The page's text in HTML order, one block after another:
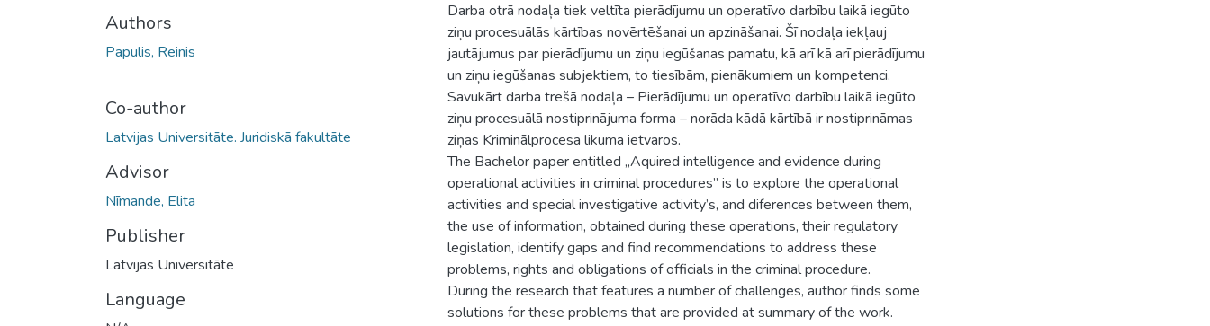
Authors
Papulis, Reinis
Co-author
Latvijas Universitāte. Juridiskā fakultāte
Advisor
Nīmande, Elita
Publisher
Latvijas Universitāte
Language
Darba otrā nodaļa tiek veltīta pierādījumu un operatīvo darbību laikā iegūto
ziņu procesuālās kārtības novērtēšanai un apzināšanai. Šī nodaļa iekļauj
jautājumus par pierādījumu un ziņu iegūšanas pamatu, kā arī kā arī pierādījumu
un ziņu iegūšanas subjektiem, to tiesībām, pienākumiem un kompetenci.
Savukārt darba trešā nodaļa – Pierādījumu un operatīvo darbību laikā iegūto
ziņu procesuālā nostiprinājuma forma – norāda kādā kārtībā ir nostiprināmas
ziņas Kriminālprocesa likuma ietvaros.
The Bachelor paper entitled „Aquired intelligence and evidence during
operational activities in criminal procedures’’ is to explore the operational
activities and special investigative activity’s, and diferences between them,
the use of information, obtained during these operations, their regulatory
legislation, identify gaps and find recommendations to address these
problems, rights and obligations of officials in the criminal procedure.
During the research that features a number of challenges, author finds some
solutions for these problems that are provided at summary of the work.